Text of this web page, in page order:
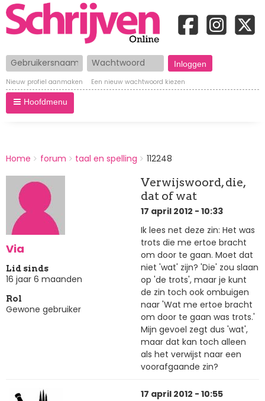
Gebruikersnaam Wachtwoord
Nieuw profiel aanmaken Een nieuw wachtwoord kiezen
Hoofdmenu
BREADCRUMBS
You
here:
Home forum taal en spelling 112248
Via
Lid sinds
16 jaar 6 maanden
Rol
Gewone gebruiker
Verwijswoord, die,
dat of wat
17 april 2012 - 10:33
Ik lees net deze zin: Het was
trots die me ertoe bracht
om door te gaan. Moet dat
niet 'wat' zijn? 'Die' zou slaan
op 'de trots', maar je kunt
de zin toch ook ombuigen
naar 'Wat me ertoe bracht
om door te gaan was trots.'
Mijn gevoel zegt dus 'wat',
maar dat kan toch alleen
als het verwijst naar een
voorafgaande zin?
17 april 2012 - 10:55